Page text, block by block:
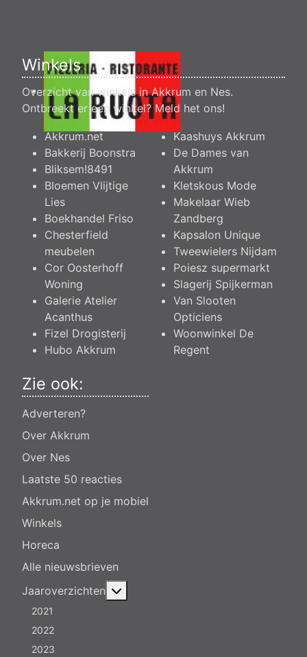
Winkels
Overzicht van winkels in Akkrum en Nes.
Ontbreekt er een winkel? Meld het ons!
Akkrum.net
Bakkerij Boonstra
Bliksem!8491
Bloemen Vlijtige
Lies
Boekhandel Friso
Chesterfield
meubelen
Cor Oosterhoff
Woning
Galerie Atelier
Acanthus
Fizel Drogisterij
Hubo Akkrum
Kaashuys Akkrum
De Dames van
Akkrum
Kletskous Mode
Makelaar Wieb
Zandberg
Kapsalon Unique
Tweewielers Nijdam
Poiesz supermarkt
Slagerij Spijkerman
Van Slooten
Opticiens
Woonwinkel De
Regent
Zie ook:
Adverteren?
Over Akkrum
Over Nes
Laatste 50 reacties
Akkrum.net op je mobiel
Winkels
Horeca
Alle nieuwsbrieven
Jaaroverzichten
2021
2022
2023